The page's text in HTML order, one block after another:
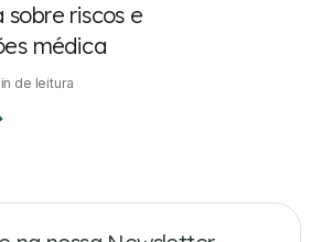
sobre riscos e
médica
de leitura